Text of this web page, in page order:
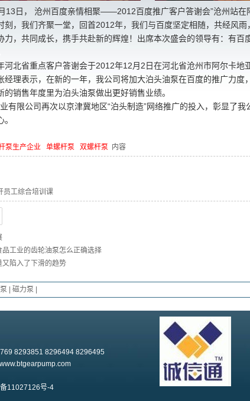
日， 沧州百度亲情相聚——2012百度推广客户答谢会”沧州站在
刻，我们齐聚一堂，回首2012年，我们与百度坚定相随，共经风
力，共同成长，携手共赴新的辉煌！出席本次盛会的领导有：有百
北省重点客户答谢会于2012年12月2日在河北省沧州市阿尔卡地
经理表示，在新的一年，我公司将加大泊头油泵在百度的推广力度
的销售年度里为泊头油泵做出更好销售业绩。
限公司再次以京津冀地区“泊头制造”网络推广的投入，彰显了我
泵生产企业 单螺杆泵 双螺杆泵 内容
员工综合培训课
品工业的齿轮油泵怎么正确选择
又陷入了下滑的趋势
磁力泵
8293851 8296494 8296495
11027126号-4